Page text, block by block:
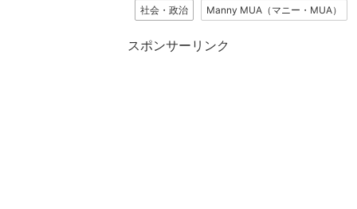
社会・政治 Manny MUA（マニー・MUA）
スポンサーリンク